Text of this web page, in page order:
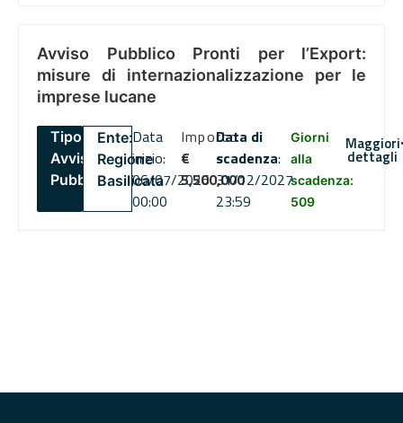
Avviso Pubblico Pronti per l’Export:
misure di internazionalizzazione per le
imprese lucane
Tipo:
Avviso
Pubblico
Ente:
Regione
Basilicata
Data
inizio:
06/07/2026
00:00
Importo
€
5,500,000
Data di
scadenza:
31/12/2027
23:59
Giorni
alla
scadenza:
509
Maggiori
dettagli